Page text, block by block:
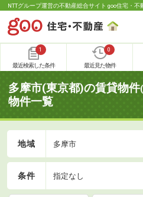
NTTグループ運営の不動産総合サイト goo住宅・不
1
最近検索した条件
0
最近見た物件
多摩市(東京都)の賃貸物件
物件一覧
地域 多摩市
条件 指定なし